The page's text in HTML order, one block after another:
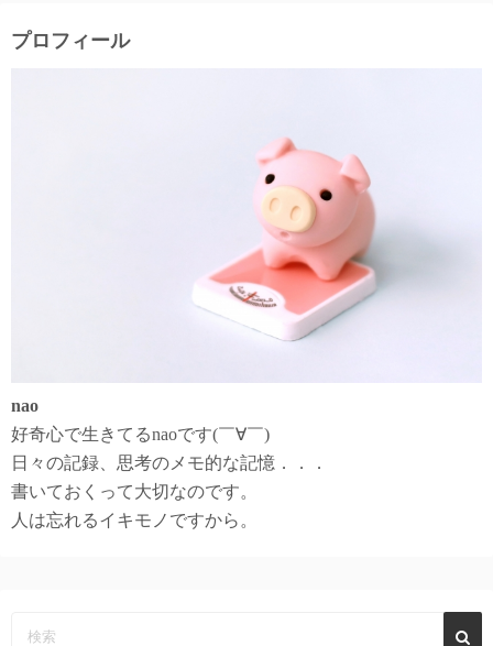
プロフィール
nao
好奇心で生きてるnaoです(￣∀￣)
日々の記録、思考のメモ的な記憶．．．
書いておくって大切なのです。
人は忘れるイキモノですから。